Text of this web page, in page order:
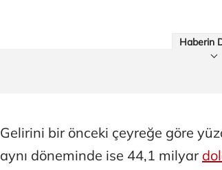
Haberin
Gelirini bir önceki çeyreğe göre
aynı döneminde ise 44,1 milyar